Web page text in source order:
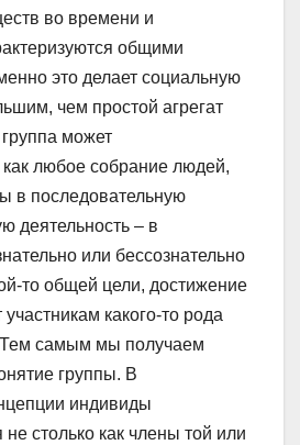
во времени и
общими
это делает социальную
чем простой агрегат
может
как любое собрание людей,
в последовательную
деятельность – в
или бессознательно
то общей цели, достижение
какого-то рода
Тем самым мы получаем
группы. В
индивиды
столько как члены той или